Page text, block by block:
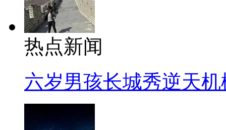
热点新闻
六岁男孩长城秀逆天机